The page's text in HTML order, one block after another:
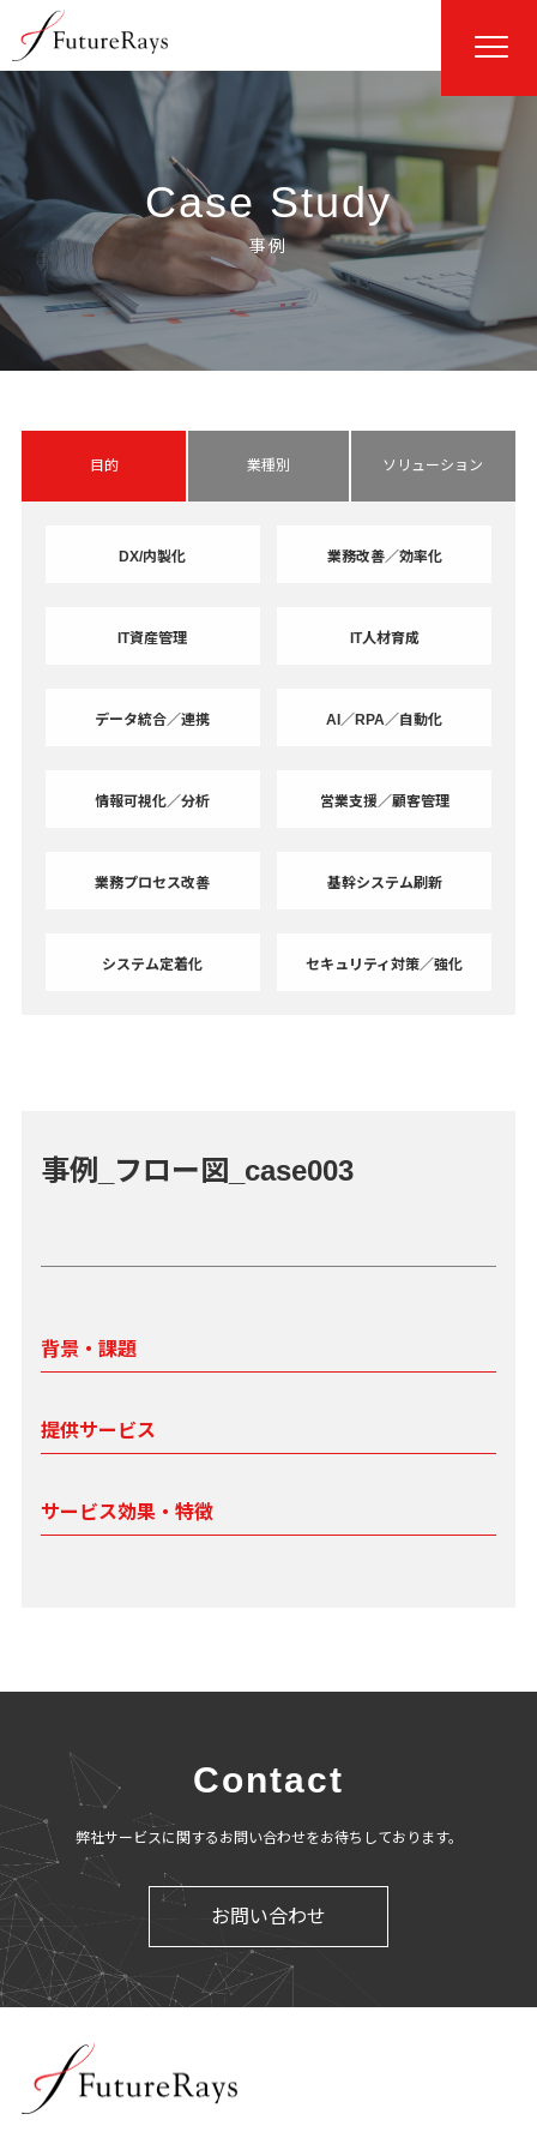
Case Study
目的 業種別 ソリューション
DX/内製化 業務改善／効率化
IT資産管理 IT人材育成
データ統合／連携 AI／RPA／自動化
情報可視化／分析 営業支援／顧客管理
業務プロセス改善 基幹システム刷新
システム定着化 セキュリティ対策／強化
事例_フロー図_case003
背景・課題
提供サービス
サービス効果・特徴
Contact
弊社サービスに関するお問い合わせをお待ちしております。
お問い合わせ